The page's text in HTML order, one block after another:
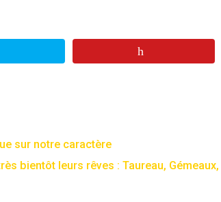
sur notre caractère
bientôt leurs rêves : Taureau, Gémeaux,